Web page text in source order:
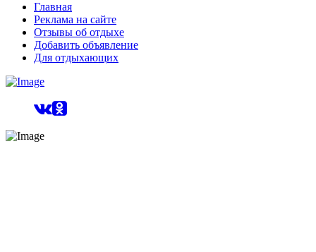
Главная
Реклама на сайте
Отзывы об отдыхе
Добавить объявление
Для отдыхающих